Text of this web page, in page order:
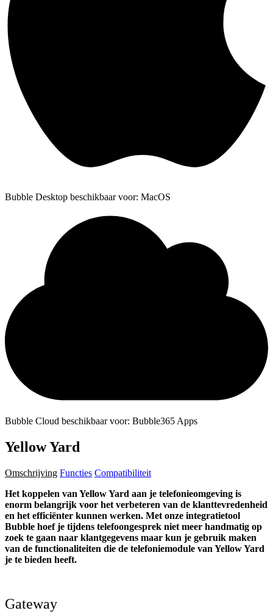
Bubble Desktop beschikbaar voor: MacOS
Bubble Cloud beschikbaar voor: Bubble365 Apps
Yellow Yard
Omschrijving Functies Compatibiliteit
Het koppelen van Yellow Yard aan je telefonieomgeving is
enorm belangrijk voor het verbeteren van de klanttevredenheid
en het efficiënter kunnen werken. Met onze integratietool
Bubble hoef je tijdens telefoongesprek niet meer handmatig op
zoek te gaan naar klantgegevens maar kun je gebruik maken
van de functionaliteiten die de telefoniemodule van Yellow Yard
je te bieden heeft.
Gateway